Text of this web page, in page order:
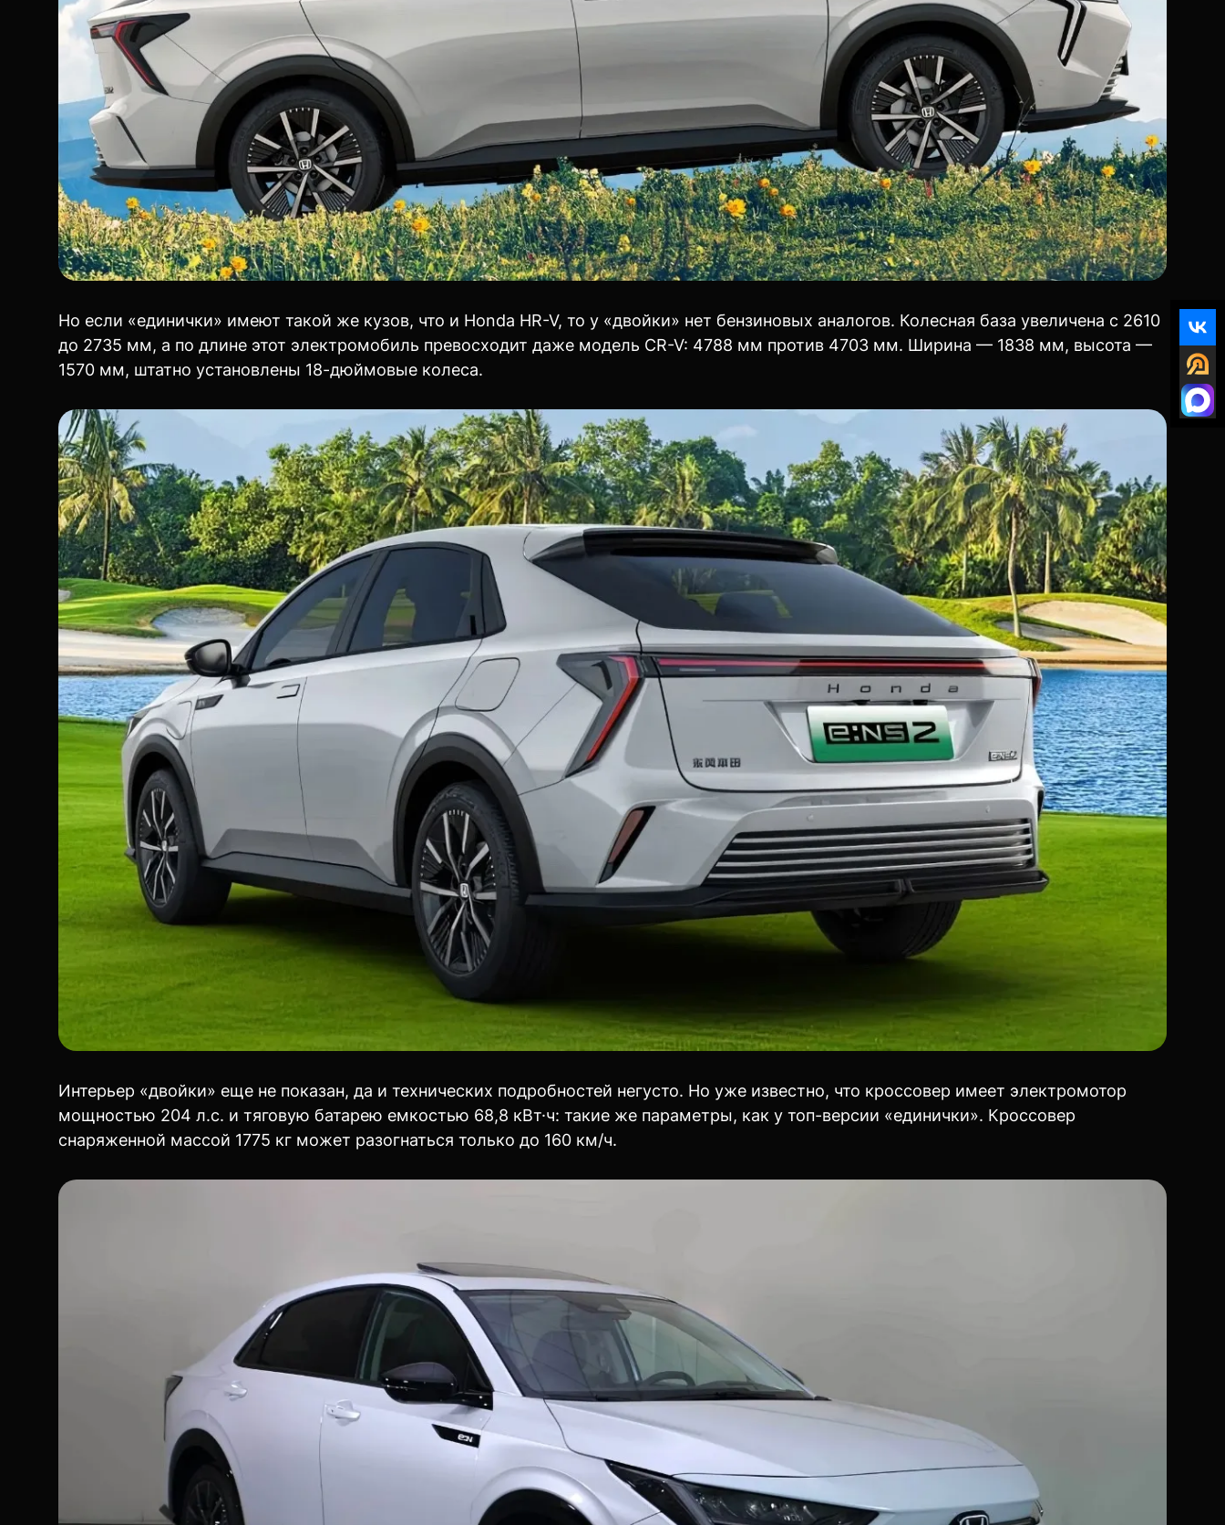
Но если «единички» имеют такой же кузов, что и Honda HR-V, то у «двойки» нет бензиновых аналогов. Колесная база увеличена с 2610
до 2735 мм, а по длине этот электромобиль превосходит даже модель CR-V: 4788 мм против 4703 мм. Ширина — 1838 мм, высота —
1570 мм, штатно установлены 18-дюймовые колеса.
Интерьер «двойки» еще не показан, да и технических подробностей негусто. Но уже известно, что кроссовер имеет электромотор
мощностью 204 л.с. и тяговую батарею емкостью 68,8 кВт·ч: такие же параметры, как у топ-версии «единички». Кроссовер
снаряженной массой 1775 кг может разогнаться только до 160 км/ч.